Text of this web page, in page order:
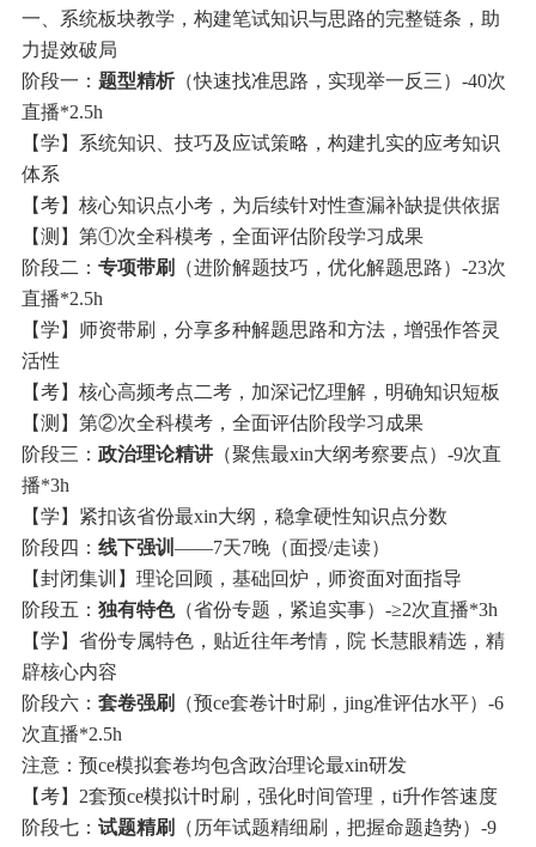
一、系统板块教学，构建笔试知识与思路的完整链条，助
力提效破局
阶段一： 题型精析（快速找准思路，实现举一反三）-40次
直播*2.5h
【学】系统知识、技巧及应试策略，构建扎实的应考知识
体系
【考】核心知识点小考，为后续针对性查漏补缺提供依据
【测】第①次全科模考，全面评估阶段学习成果
阶段二： 专项带刷
（进阶解题技巧，优化解题思路）-23次
直播*2.5h
【学】师资带刷，分享多种解题思路和方法，增强作答灵
活性
【考】核心高频考点二考，加深记忆理解，明确知识短板
【测】第②次全科模考，全面评估阶段学习成果
阶段三： 政治理论精讲（聚焦最xin大纲考察要点）-9次直
播*3h
【学】紧扣该省份最xin大纲，稳拿硬性知识点分数
阶段四： 线下强训 ——7天7晚（面授/走读）
【封闭集训】理论回顾，基础回炉，师资面对面指导
阶段五： 独有特色（省份专题，紧追实事）-≥2次直播*3h
【学】省份专属特色，贴近往年考情，院 长慧眼精选，精
辟核心内容
阶段六： 套卷强刷
（预ce套卷计时刷，jing准评估水平）-6
次直播*2.5h
注意：预ce模拟套卷均包含政治理论最xin研发
【考】2套预ce模拟计时刷，强化时间管理，ti升作答速度
阶段七： 试题精刷
（历年试题精细刷，把握命题趋势）-9